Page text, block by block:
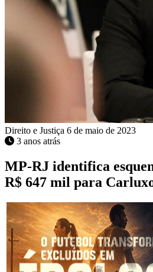
Direito e Justiça 6 de maio de 2023
3 anos atrás
MP-RJ identifica
R$ 647 mil para